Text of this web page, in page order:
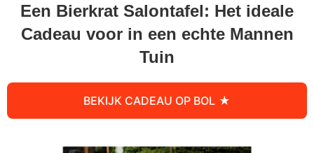
Een Bierkrat Salontafel: Het ideale
Cadeau voor in een echte Mannen
Tuin
BEKIJK CADEAU OP BOL